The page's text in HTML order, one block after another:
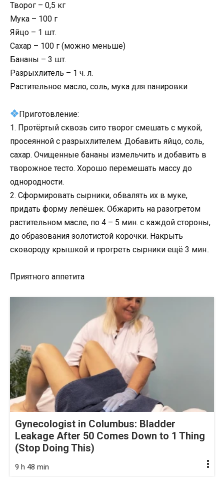
Творог – 0,5 кг
Мука – 100 г
Яйцо – 1 шт.
Сахар – 100 г (можно меньше)
Бананы – 3 шт.
Разрыхлитель – 1 ч. л.
Растительное масло, соль, мука для панировки
Приготовление:
1. Протёртый сквозь сито творог смешать с мукой,
просеянной с разрыхлителем. Добавить яйцо, соль,
сахар. Очищенные бананы измельчить и добавить в
творожное тесто. Хорошо перемешать массу до
однородности.
2. Сформировать сырники, обвалять их в муке,
придать форму лепёшек. Обжарить на разогретом
растительном масле, по 4 – 5 мин. с каждой стороны,
до образования золотистой корочки. Накрыть
сковороду крышкой и прогреть сырники ещё 3 мин..
Приятного аппетита
Gynecologist in Columbus: Bladder
Leakage After 50 Comes Down to 1 Thing
(Stop Doing This)
9 h 48 min